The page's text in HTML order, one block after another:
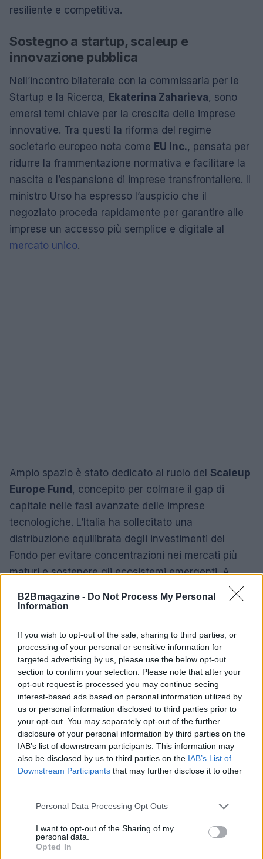
B2Bmagazine - Do Not Process My Personal
Information
If you wish to opt-out of the sale, sharing to third parties, or
processing of your personal or sensitive information for
targeted advertising by us, please use the below opt-out
section to confirm your selection. Please note that after your
opt-out request is processed you may continue seeing
interest-based ads based on personal information utilized by
us or personal information disclosed to third parties prior to
your opt-out. You may separately opt-out of the further
disclosure of your personal information by third parties on the
IAB’s list of downstream participants. This information may
also be disclosed by us to third parties on the IAB’s List of
Downstream Participants that may further disclose it to other
Please note that this website/app uses one or more Google
not limited to your visit or usage behaviour. You may click to
grant or deny consent to Google and its third-party tags to
use your data for below specified purposes in below Google
Personal Data Processing Opt Outs
I want to opt-out of the Sharing of my
personal data.
Opted In
resiliente e competitiva.
Sostegno a startup, scaleup e
innovazione pubblica
Nell’incontro bilaterale con la commissaria per le
Startup e la Ricerca, Ekaterina Zaharieva, sono
emersi temi chiave per la crescita delle imprese
innovative. Tra questi la riforma del regime
societario europeo nota come EU Inc., pensata per
ridurre la frammentazione normativa e facilitare la
nascita e l’espansione di imprese transfrontaliere. Il
ministro Urso ha espresso l’auspicio che il
negoziato proceda rapidamente per garantire alle
imprese un accesso più semplice e digitale al
mercato unico.
Ampio spazio è stato dedicato al ruolo del Scaleup
Europe Fund, concepito per colmare il gap di
capitale nelle fasi avanzate delle imprese
tecnologiche. L’Italia ha sollecitato una
distribuzione equilibrata degli investimenti del
Fondo per evitare concentrazioni nei mercati più
maturi e sostenere gli ecosistemi emergenti. A
corollario di queste misure, il ministero ha avviato
strumenti di accompagnamento per le startup
Council Acceleratore su unTesto Unico
dedicato a startup, PMI innovative, spin-off,
incubatori e acceleratori.
Infine, è stato ribadito il valore delPublic
Procurement of Innovationcome leva per
modernizzare la Pubblica Amministrazione e creare
domanda per soluzioni innovative. Superare le
barriere amministrative e facilitare l’accesso agli
crescita tecnologica.